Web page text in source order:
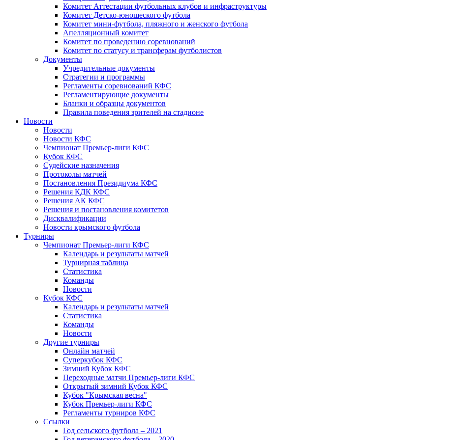
Комитет Аттестации футбольных клубов и инфраструктуры
Комитет Детско-юношеского футбола
Комитет мини-футбола, пляжного и женского футбола
Апелляционный комитет
Комитет по проведению соревнований
Комитет по статусу и трансферам футболистов
Документы
Учредительные документы
Стратегии и программы
Регламенты соревнований КФС
Регламентирующие документы
Бланки и образцы документов
Правила поведения зрителей на стадионе
Новости
Новости
Новости КФС
Чемпионат Премьер-лиги КФС
Кубок КФС
Судейские назначения
Протоколы матчей
Постановления Президиума КФС
Решения КДК КФС
Решения АК КФС
Решения и постановления комитетов
Дисквалификации
Новости крымского футбола
Турниры
Чемпионат Премьер-лиги КФС
Календарь и результаты матчей
Турнирная таблица
Статистика
Команды
Новости
Кубок КФС
Календарь и результаты матчей
Статистика
Команды
Новости
Другие турниры
Онлайн матчей
Суперкубок КФС
Зимний Кубок КФС
Переходные матчи Премьер-лиги КФС
Открытый зимний Кубок КФС
Кубок "Крымская весна"
Кубок Премьер-лиги КФС
Регламенты турниров КФС
Ссылки
Год сельского футбола – 2021